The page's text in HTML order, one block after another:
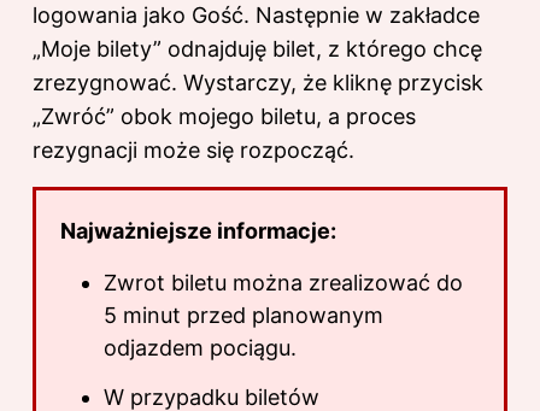
logowania jako Gość. Następnie w zakładce
„Moje bilety” odnajduję bilet, z którego chcę
zrezygnować. Wystarczy, że kliknę przycisk
„Zwróć” obok mojego biletu, a proces
rezygnacji może się rozpocząć.
Najważniejsze informacje:
Zwrot biletu można zrealizować do
5 minut przed planowanym
odjazdem pociągu.
W przypadku biletów